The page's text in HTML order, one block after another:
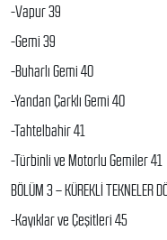
-Vapur 39
-Gemi 39
-Buharlı Gemi 40
-Yandan Çarklı Gemi 40
-Tahtelbahir 41
-Türbinli ve Motorlu Gemiler 41
BÖLÜM 3 – KÜREKLİ TEKNELER
-Kayıklar ve Çeşitleri 45